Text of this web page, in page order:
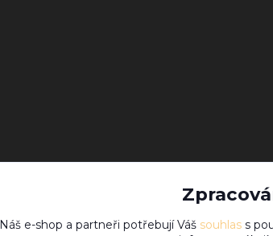
Náš e-shop a partneři potřebují Váš souhlass